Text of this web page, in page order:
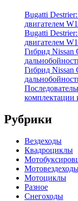
Bugatti
двигателем
Bugatti
двигателем
Гибрид Nissan
Гибрид Nissan
комплектации
Рубрики
Вездеходы
Квадроциклы
Мотоциклы
Разное
Снегоходы